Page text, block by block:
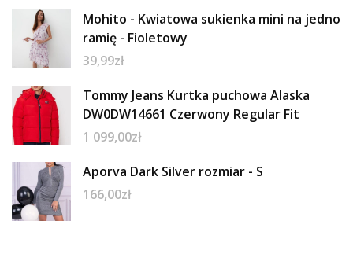
Mohito - Kwiatowa sukienka mini na jedno
ramię - Fioletowy
39,99zł
Tommy Jeans Kurtka puchowa Alaska
DW0DW14661 Czerwony Regular Fit
1 099,00zł
Aporva Dark Silver rozmiar - S
166,00zł